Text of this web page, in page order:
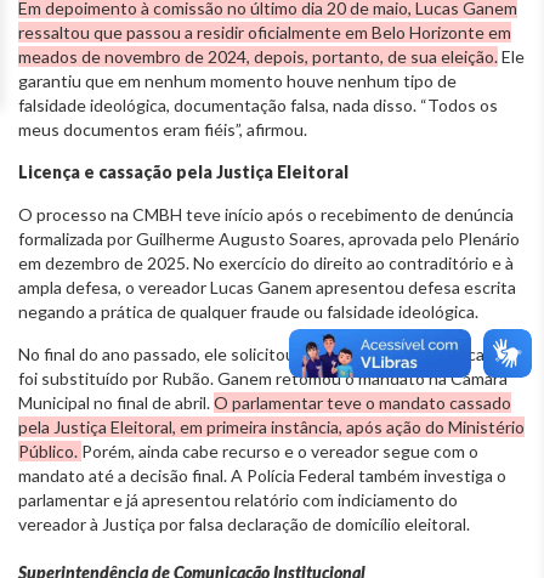
Em depoimento à comissão no último dia 20 de maio, Lucas Ganem
ressaltou que passou a residir oficialmente em Belo Horizonte em
meados de novembro de 2024, depois, portanto, de sua eleição.Ele
garantiu que em nenhum momento houve nenhum tipo de
falsidade ideológica, documentação falsa, nada disso. “Todos os
meus documentos eram fiéis”, afirmou.
Licença e cassação pela Justiça Eleitoral
O processo na CMBH teve início após o recebimento de denúncia
formalizada por Guilherme Augusto Soares, aprovada pelo Plenário
em dezembro de 2025. No exercício do direito ao contraditório e à
ampla defesa, o vereador Lucas Ganem apresentou defesa escrita
negando a prática de qualquer fraude ou falsidade ideológica.
No final do ano passado, ele solicitou licença de 121 dias do cargo e
foi substituído por Rubão. Ganem retomou o mandato na Câmara
Municipal no final de abril.O parlamentar teve o mandato cassado
pela Justiça Eleitoral, em primeira instância, após ação do Ministério
Público. Porém, ainda cabe recurso e o vereador segue com o
mandato até a decisão final. A Polícia Federal também investiga o
parlamentar e já apresentou relatório com indiciamento do
vereador à Justiça por falsa declaração de domicílio eleitoral.
Superintendência de Comunicação Institucional